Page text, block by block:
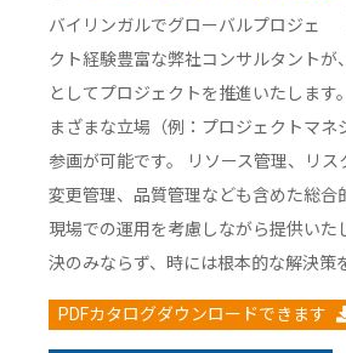
バイリンガルでグローバルプロジェ
クト経験豊富な弊社コンサルタントが
としてプロジェクトを推進いたします
まざまな立場（例：プロジェクトマネ
参画が可能です。 リソース管理、リス
変更管理、品質管理なども含めた総合
現場での運用を考慮しながら提供いた
決のみならず、時には根本的な解決策
PDFカタログダウンロードできます